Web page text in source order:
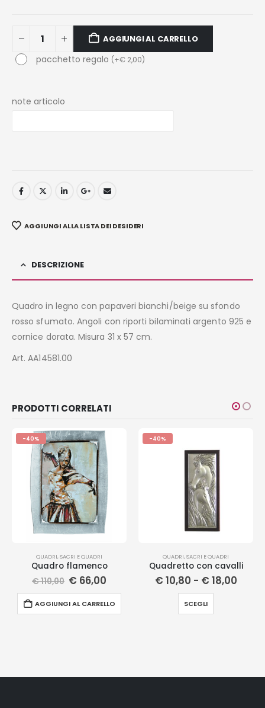
AGGIUNGI AL CARRELLO
pacchetto regalo (+€2,00)
note articolo
AGGIUNGI ALLA LISTA DEI DESIDERI
DESCRIZIONE
Quadro in legno con papaveri bianchi/beige su sfondo
rosso sfumato. Angoli con riporti bilaminati argento 925 e
cornice dorata. Misura 31 x 57 cm.
Art. AA14581.00
PRODOTTI CORRELATI
-40%
QUADRI,SACRI E QUADRI
Quadro flamenco
€110,00 € 66,00
AGGIUNGI AL CARRELLO
-40%
QUADRI,SACRI E QUADRI
Quadretto con cavalli
€ 10,80 - € 18,00
SCEGLI